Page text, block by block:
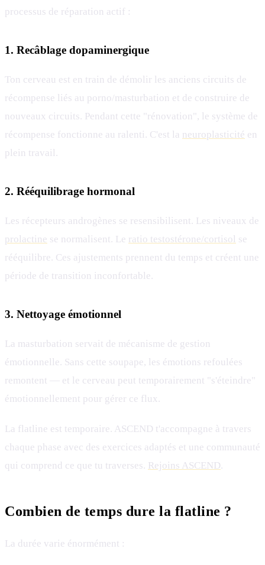
processus de réparation actif :
1. Recâblage dopaminergique
Ton cerveau est en train de démolir les anciens circuits de
récompense liés au porno/masturbation et de construire de
nouveaux circuits. Pendant cette "rénovation", le système de
récompense fonctionne au ralenti. C'est la neuroplasticité en
plein travail.
2. Rééquilibrage hormonal
Les récepteurs androgènes se resensibilisent. Les niveaux de
prolactine se normalisent. Le ratio testostérone/cortisol se
rééquilibre. Ces ajustements prennent du temps et créent une
période de transition inconfortable.
3. Nettoyage émotionnel
La masturbation servait de mécanisme de gestion
émotionnelle. Sans cette soupape, les émotions refoulées
remontent — et le cerveau peut temporairement "s'éteindre"
émotionnellement pour gérer ce flux.
La flatline est temporaire. ASCEND t'accompagne à travers
chaque phase avec des exercices adaptés et une communauté
qui comprend ce que tu traverses. Rejoins ASCEND.
Combien de temps dure la flatline ?
La durée varie énormément :